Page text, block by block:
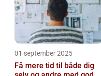
01 september 2025
Få mere tid til både dig